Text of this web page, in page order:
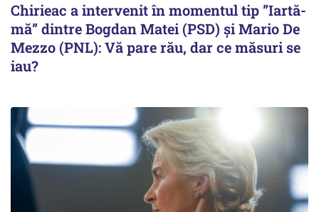
Chirieac a intervenit în momentul tip ”Iartă-
mă” dintre Bogdan Matei (PSD) și Mario De
Mezzo (PNL): Vă pare rău, dar ce măsuri se
iau?